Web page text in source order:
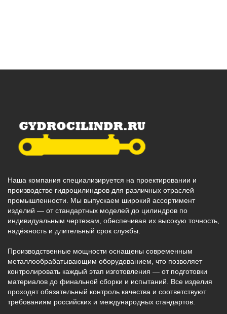
Наша компания специализируется на проектировании и
производстве гидроцилиндров для различных отраслей
промышленности. Мы выпускаем широкий ассортимент
изделий — от стандартных моделей до цилиндров по
индивидуальным чертежам, обеспечивая их высокую точность,
надёжность и длительный срок службы.
Производственные мощности оснащены современным
металлообрабатывающим оборудованием, что позволяет
контролировать каждый этап изготовления — от подготовки
материалов до финальной сборки и испытаний. Все изделия
проходят обязательный контроль качества и соответствуют
требованиям российских и международных стандартов.